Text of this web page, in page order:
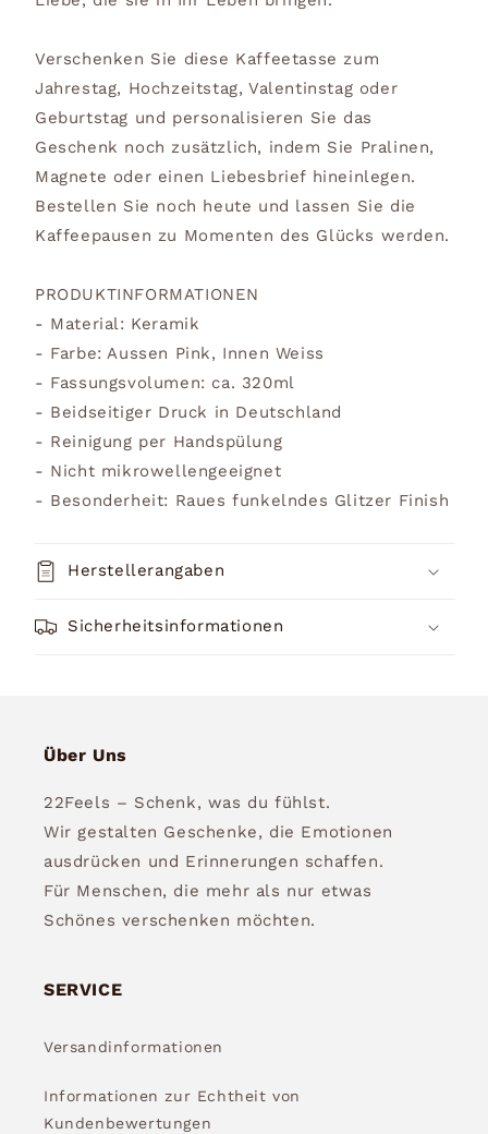
Verschenken Sie diese Kaffeetasse zum
Jahrestag, Hochzeitstag, Valentinstag oder
Geburtstag und personalisieren Sie das
Geschenk noch zusätzlich, indem Sie Pralinen,
Magnete oder einen Liebesbrief hineinlegen.
Bestellen Sie noch heute und lassen Sie die
Kaffeepausen zu Momenten des Glücks werden.
PRODUKTINFORMATIONEN
- Material: Keramik
- Farbe: Aussen Pink, Innen Weiss
- Fassungsvolumen: ca. 320ml
- Beidseitiger Druck in Deutschland
- Reinigung per Handspülung
- Nicht mikrowellengeeignet
- Besonderheit: Raues funkelndes Glitzer Finish
Herstellerangaben
Sicherheitsinformationen
Über Uns
22Feels – Schenk, was du fühlst.
Wir gestalten Geschenke, die Emotionen
ausdrücken und Erinnerungen schaffen.
Für Menschen, die mehr als nur etwas
Schönes verschenken möchten.
SERVICE
Versandinformationen
Informationen zur Echtheit von
Kundenbewertungen